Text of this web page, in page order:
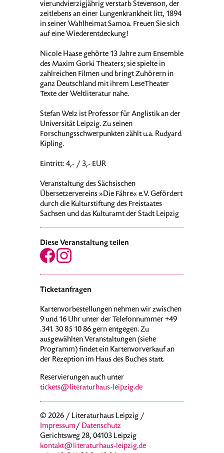
vierundvierzigjährig verstarb Stevenson, der
zeitlebens an einer Lungenkrankheit litt, 1894
in seiner Wahlheimat Samoa. Freuen Sie sich
auf eine Wiederentdeckung!
Nicole Haase gehörte 13 Jahre zum Ensemble
des Maxim Gorki Theaters; sie spielte in
zahlreichen Filmen und bringt Zuhörern in
ganz Deutschland mit ihrem LeseTheater
Texte der Weltliteratur nahe.
Stefan Welz ist Professor für Anglistik an der
Universität Leipzig. Zu seinen
Forschungsschwerpunkten zählt u.a. Rudyard
Kipling.
Eintritt: 4,- / 3,- EUR
Veranstaltung des Sächsischen
Übersetzervereins »Die Fähre« e.V. Gefördert
durch die Kulturstiftung des Freistaates
Sachsen und das Kulturamt der Stadt Leipzig
Diese Veranstaltung teilen
Ticketanfragen
Kartenvorbestellungen nehmen wir zwischen
9 und 16 Uhr unter der Telefonnummer +49
.341. 30 85 10 86 gern entgegen. Zu
ausgewählten Veranstaltungen (siehe
Programm) findet ein Kartenvorverkauf an
der Rezeption im Haus des Buches statt.
Reservierungen auch unter
tickets@literaturhaus-leipzig.de
© 2026 / Literaturhaus Leipzig /
Impressum/ Datenschutz
Gerichtsweg 28, 04103 Leipzig
kontakt@literaturhaus-leipzig.de